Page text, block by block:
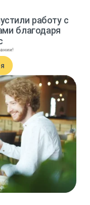
работу с
благодаря